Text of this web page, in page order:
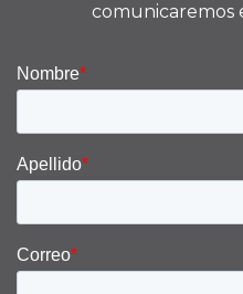
comunicaremos